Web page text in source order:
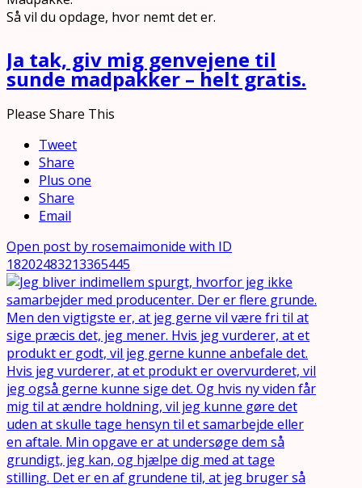
Så vil du opdage, hvor nemt det er.
Ja tak, giv mig genvejene til
sunde madpakker – helt gratis.
Please Share This
Tweet
Share
Plus one
Share
Email
Open post by rosemaimonide with ID
18202483213365445